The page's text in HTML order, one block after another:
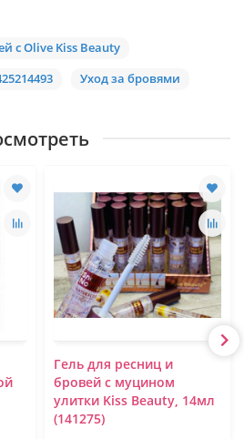
с Olive Kiss Beauty
Уход за бровями
Гель для ресниц и
бровей с муцином
улитки Kiss Beauty, 14мл
(141275)